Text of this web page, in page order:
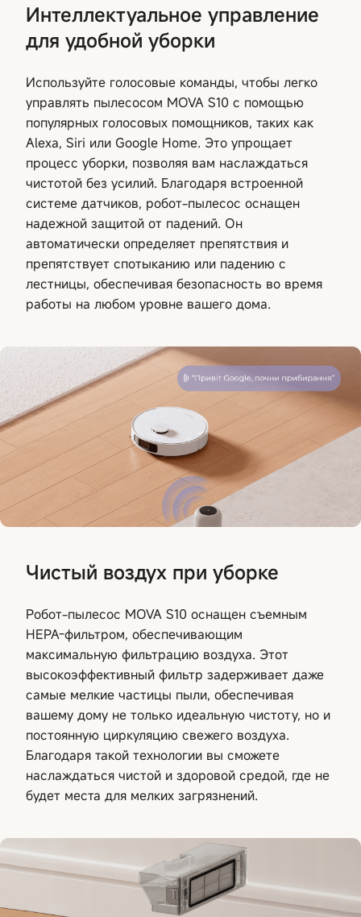
Интеллектуальное управление
для удобной уборки
Используйте голосовые команды, чтобы легко
управлять пылесосом MOVA S10 с помощью
популярных голосовых помощников, таких как
Alexa, Siri или Google Home. Это упрощает
процесс уборки, позволяя вам наслаждаться
чистотой без усилий. Благодаря встроенной
системе датчиков, робот-пылесос оснащен
надежной защитой от падений. Он
автоматически определяет препятствия и
препятствует спотыканию или падению с
лестницы, обеспечивая безопасность во время
работы на любом уровне вашего дома.
Чистый воздух при уборке
Робот-пылесос MOVA S10 оснащен съемным
HEPA-фильтром, обеспечивающим
максимальную фильтрацию воздуха. Этот
высокоэффективный фильтр задерживает даже
самые мелкие частицы пыли, обеспечивая
вашему дому не только идеальную чистоту, но и
постоянную циркуляцию свежего воздуха.
Благодаря такой технологии вы сможете
наслаждаться чистой и здоровой средой, где не
будет места для мелких загрязнений.